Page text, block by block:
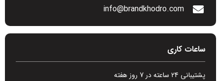
info@brandkhodro.com
ساعات کاری
پشتیبانی 24 ساعته در 7 روز هفته